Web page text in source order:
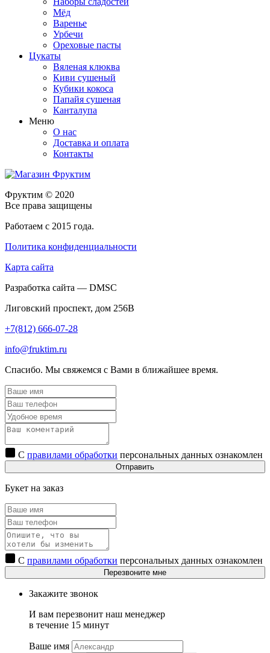
Мёд
Варенье
Урбечи
Ореховые пасты
Цукаты
Вяленая клюква
Киви сушеный
Кубики кокоса
Папайя сушеная
Канталупа
Меню
О нас
Доставка и оплата
Контакты
Фруктим © 2020
Все права защищены
Работаем с 2015 года.
Политика конфиденциальности
Карта сайта
Разработка сайта — DMSC
Лиговский проспект, дом 256В
+7(812) 666-07-28
info@fruktim.ru
Спасибо. Мы свяжемся с Вами в ближайшее время.
С правилами обработки персональных данных ознакомлен
Отправить
Букет на заказ
С правилами обработки персональных данных ознакомлен
Перезвоните мне
Закажите звонок
И вам перезвонит наш менеджер
в течение 15 минут
Ваше имя